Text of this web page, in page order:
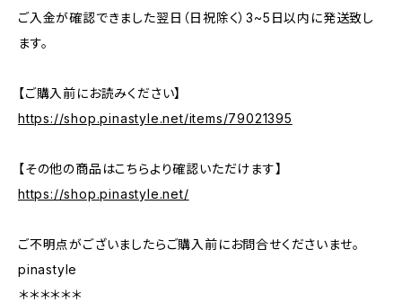
ご入金が確認できました翌日（日祝除く）3~5日以内に発送致し
ます。
【ご購入前にお読みください】
https://shop.pinastyle.net/items/79021395
【その他の商品はこちらより確認いただけます】
https://shop.pinastyle.net/
ご不明点がございましたらご購入前にお問合せくださいませ。
pinastyle
＊＊＊＊＊＊